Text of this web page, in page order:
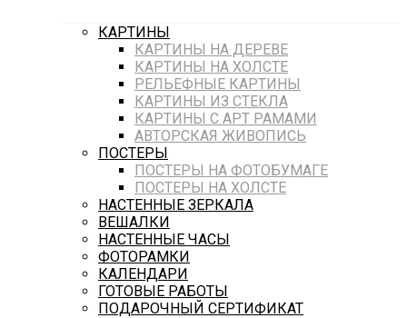
КАРТИНЫ
КАРТИНЫ НА ДЕРЕВЕ
КАРТИНЫ НА ХОЛСТЕ
РЕЛЬЕФНЫЕ КАРТИНЫ
КАРТИНЫ ИЗ СТЕКЛА
КАРТИНЫ С АРТ РАМАМИ
АВТОРСКАЯ ЖИВОПИСЬ
ПОСТЕРЫ
ПОСТЕРЫ НА ФОТОБУМАГЕ
ПОСТЕРЫ НА ХОЛСТЕ
НАСТЕННЫЕ ЗЕРКАЛА
ВЕШАЛКИ
НАСТЕННЫЕ ЧАСЫ
ФОТОРАМКИ
КАЛЕНДАРИ
ГОТОВЫЕ РАБОТЫ
ПОДАРОЧНЫЙ СЕРТИФИКАТ